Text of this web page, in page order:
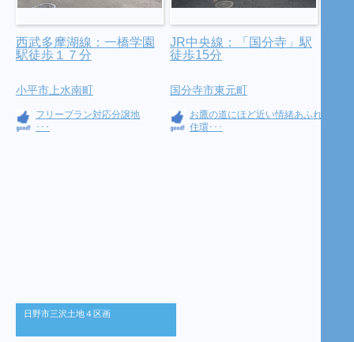
西武多摩湖線：一橋学園
駅徒歩１７分
小平市上水南町
フリープラン対応分譲地
･･･
JR中央線：「国分寺」駅
徒歩15分
国分寺市東元町
お鷹の道にほど近い情緒あふれる
住環･･･
日野市三沢土地４区画